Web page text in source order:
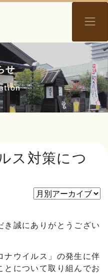
せ
ス対策につ
き誠にありがとうござい
ナウイルス」の発生に伴
とについて取り組んでお